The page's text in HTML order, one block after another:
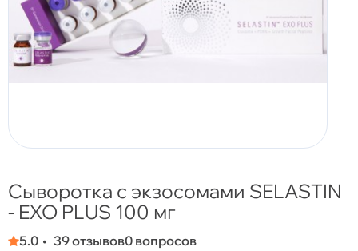
Сыворотка с экзосомами SELASTIN
- EXO PLUS 100 мг
5.0 39 отзывов0 вопросов